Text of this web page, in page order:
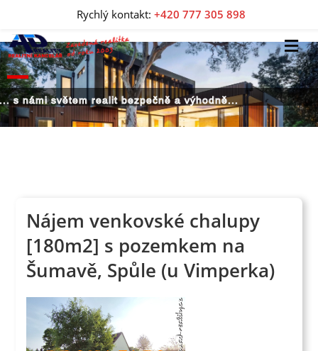
s námi světem realit bezpečně a výhodně...
Nájem venkovské chalupy
[180m2] s pozemkem na
Šumavě, Spůle (u Vimperka)
Rychlý kontakt: +420 777 305 898